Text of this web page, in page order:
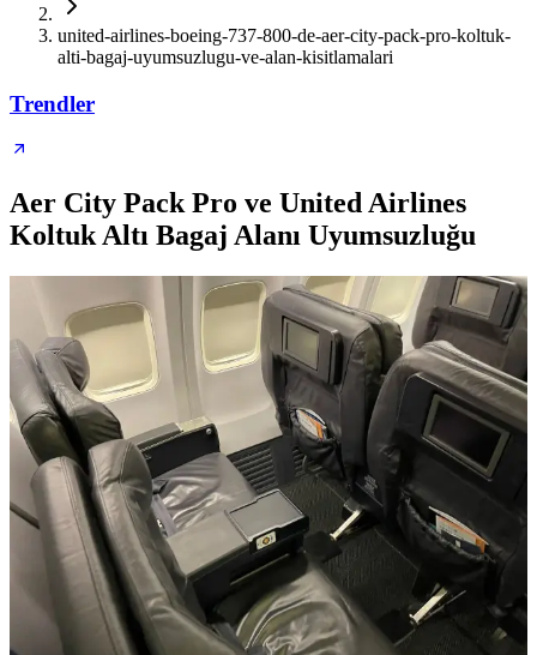
united-airlines-boeing-737-800-de-aer-city-pack-pro-koltuk-
alti-bagaj-uyumsuzlugu-ve-alan-kisitlamalari
Trendler
Aer City Pack Pro ve United Airlines
Koltuk Altı Bagaj Alanı Uyumsuzluğu